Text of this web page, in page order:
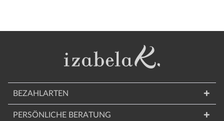
BEZAHLARTEN
PERSÖNLICHE BERATUNG